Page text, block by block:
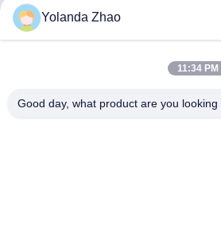
Yolanda Zhao
11:34 PM
Good day, what product are you looking